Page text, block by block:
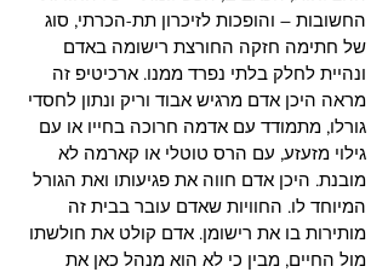
החשובות – והופכות לזיכרון תת-הכרתי, סוג
של חתימה חזקה החורצת רישומה באדם
ונהיית לחלק בלתי נפרד ממנו. ארכיטיפ זה
מראה היכן אדם מרגיש אבוד וריק ונתון לחסדי
גורלו, מתמודד עם אדמה חרוכה בחייו או עם
גילוי מזעזע, עם הרס טוטלי או קארמה לא
מובנת. היכן אדם חווה את פגיעותו ואת הגורל
המיוחד לו. החוויות שאדם עובר בבית זה
מותירות בו את רישומן. אדם קולט את חולשתו
מול החיים, מבין כי לא הוא מנהל כאן את